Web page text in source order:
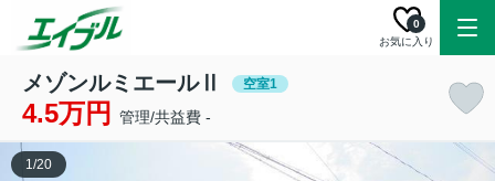
お気に入り
0
メゾンルミエールⅡ 空室1
4.5万円 管理/共益費 -
1/20